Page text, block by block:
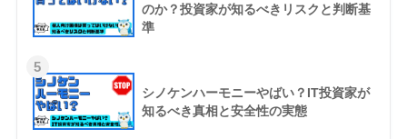
のか？投資家が知るべきリスクと判断基
準
5
シノケンハーモニーやばい？IT投資家が
知るべき真相と安全性の実態